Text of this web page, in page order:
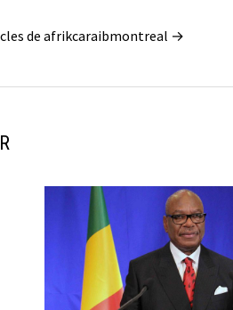
de afrikcaraibmontreal →